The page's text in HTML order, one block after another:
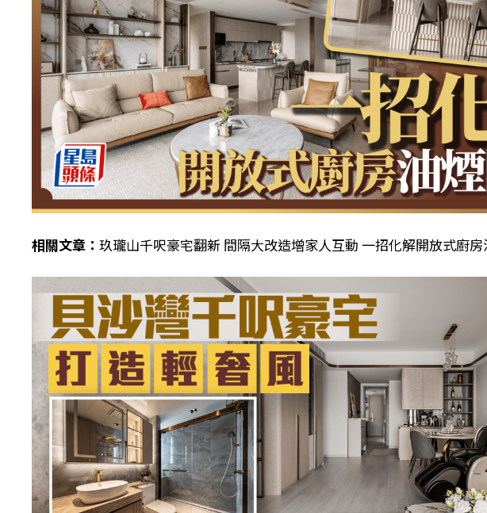
相關文章： 玖瓏山千呎豪宅翻新 間隔大改造增家人互動 一招化解開放式廚